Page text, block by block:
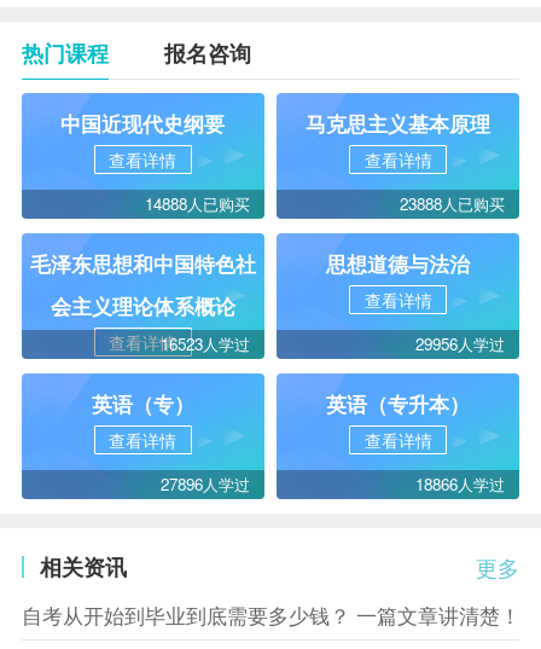
热门课程 报名咨询
中国近现代史纲要
查看详情
14888人已购买
马克思主义基本原理
查看详情
23888人已购买
毛泽东思想和中国特色社
会主义理论体系概论
查看详情16523人学过
思想道德与法治
查看详情
29956人学过
英语（专）
查看详情
27896人学过
英语（专升本）
查看详情
18866人学过
更多
相关资讯
自考从开始到毕业到底需要多少钱？ 一篇文章讲清楚！